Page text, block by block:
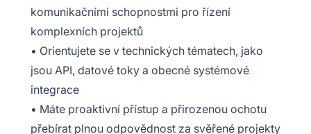
komunikačními schopnostmi pro řízení
komplexních projektů
• Orientujete se v technických tématech, jako
jsou API, datové toky a obecné systémové
integrace
• Máte proaktivní přístup a přirozenou ochotu
přebírat plnou odpovědnost za svěřené projekty